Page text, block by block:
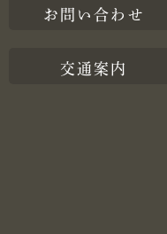
お問い合わせ
交通案内